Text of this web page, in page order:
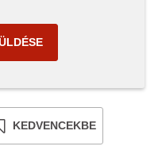
KEDVENCEKBE